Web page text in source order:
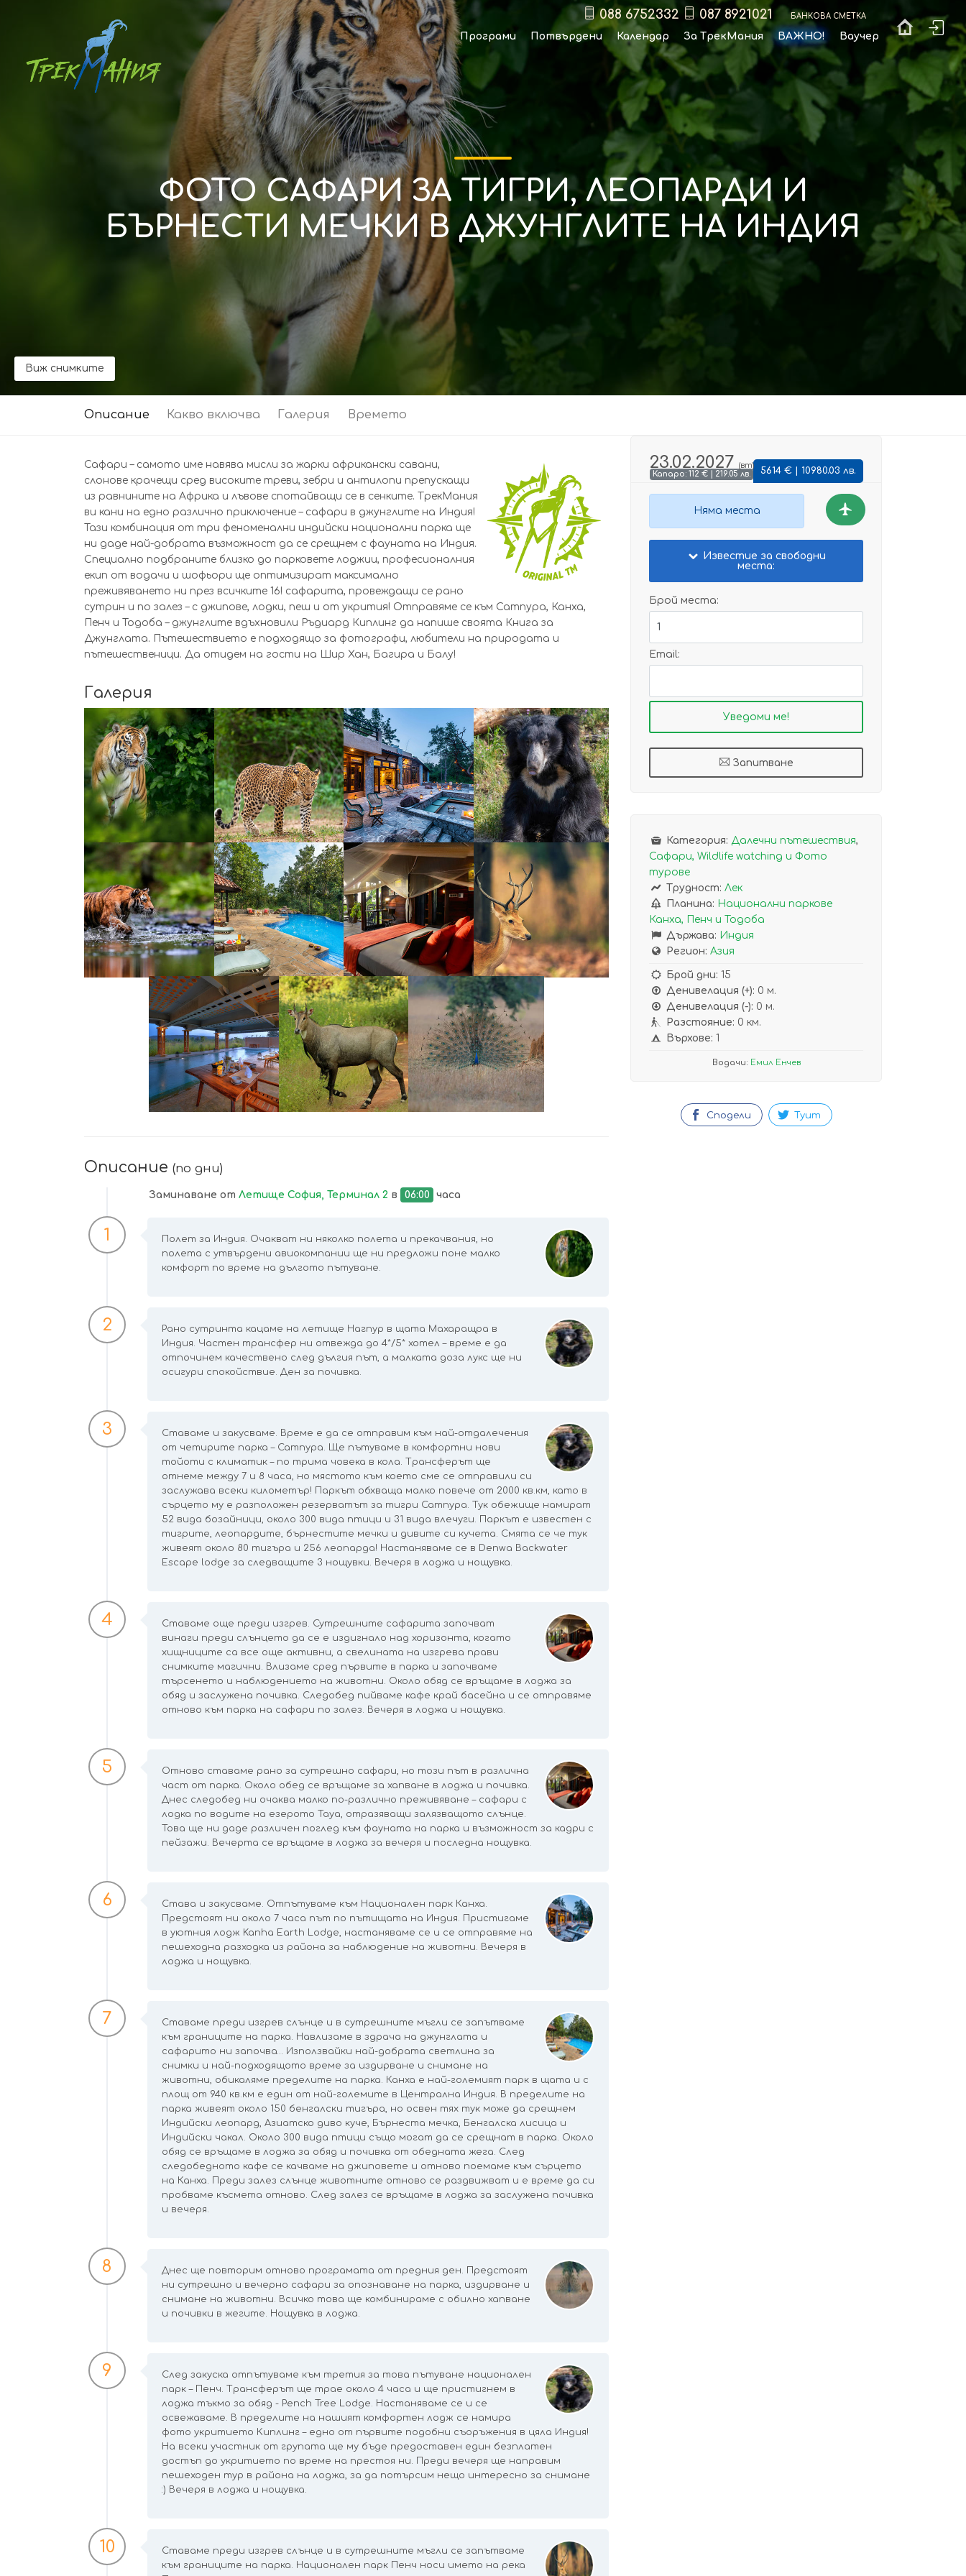
ФОТО САФАРИ ЗА ТИГРИ, ЛЕОПАРДИ И
БЪРНЕСТИ МЕЧКИ В ДЖУНГЛИТЕ НА ИНДИЯ
Виж снимките
Описание Какво включва Галерия Времето
Сафари – самото име навява мисли за жарки африкански савани,
слонове крачещи сред високите треви, зебри и антилопи препускащи
из равнините на Африка и лъвове спотайващи се в сенките. ТрекМания
ви кани на едно различно приключение – сафари в джунглите на Индия!
Тази комбинация от три феноменални индийски национални парка ще
ни даде най-добрата възможност да се срещнем с фауната на Индия.
Специално подбраните близко до парковете лоджии, професионалния
екип от водачи и шофьори ще оптимизират максимално
преживяването ни през всичките 16! сафарита, провеждащи се рано
сутрин и по залез – с джипове, лодки, пеш и от укрития! Отправяме се към Сатпура, Канха,
Пенч и Тодоба – джунглите вдъхновили Ръдиард Киплинг да напише своята Книга за
Джунглата. Пътешествието е подходящо за фотографи, любители на природата и
пътешественици. Да отидем на гости на Шир Хан, Багира и Балу!
Галерия
УВЕЛИЧИ УВЕЛИЧИ УВЕЛИЧИ УВЕЛИЧИ
УВЕЛИЧИ УВЕЛИЧИ УВЕЛИЧИ УВЕЛИЧИ
УВЕЛИЧИ УВЕЛИЧИ УВЕЛИЧИ
Описание (по дни)
Заминаване от Летище София, Терминал 2 в 06:00 часа
1
Полет за Индия. Очакват ни няколко полета и прекачвания, но
полета с утвърдени авиокомпании ще ни предложи поне малко
комфорт по време на дългото пътуване.
2
Рано сутринта кацаме на летище Нагпур в щата Махаращра в
Индия. Частен трансфер ни отвежда до 4*/5* хотел – време е да
отпочинем качествено след дългия път, а малката доза лукс ще ни
осигури спокойствие. Ден за почивка.
3
Ставаме и закусваме. Време е да се отправим към най-отдалечения
от четирите парка – Сатпура. Ще пътуваме в комфортни нови
тойоти с климатик – по трима човека в кола. Трансферът ще
отнеме между 7 и 8 часа, но мястото към което сме се отправили си
заслужава всеки километър! Паркът обхваща малко повече от 2000 кв.км, като в
сърцето му е разположен резерватът за тигри Сатпура. Тук обежище намират
52 вида бозайници, около 300 вида птици и 31 вида влечуги. Паркът е известен с
тигрите, леопардите, бърнестите мечки и дивите си кучета. Смята се че тук
живеят около 80 тигъра и 256 леопарда! Настаняваме се в Denwa Backwater
Escape lodge за следващите 3 нощувки. Вечеря в лоджа и нощувка.
4
Ставаме още преди изгрев. Сутрешните сафарита започват
винаги преди слънцето да се е издигнало над хоризонта, когато
хищниците са все още активни, а свелината на изгрева прави
снимките магични. Влизаме сред първите в парка и започваме
търсенето и наблюдението на животни. Около обяд се връщаме в лоджа за
обяд и заслужена почивка. Следобед пийваме кафе край басейна и се отправяме
отново към парка на сафари по залез. Вечеря в лоджа и нощувка.
5
Отново ставаме рано за сутрешно сафари, но този път в различна
част от парка. Около обед се връщаме за хапване в лоджа и почивка.
Днес следобед ни очаква малко по-различно преживяване – сафари с
лодка по водите на езерото Тауа, отразяващи залязващото слънце.
Това ще ни даде различен поглед към фауната на парка и възможност за кадри с
пейзажи. Вечерта се връщаме в лоджа за вечеря и последна нощувка.
6
Става и закусваме. Отпътуваме към Национален парк Канха.
Предстоят ни около 7 часа път по пътищата на Индия. Пристигаме
в уютния лодж Kanha Earth Lodge, настаняваме се и се отправяме на
пешеходна разходка из района за наблюдение на животни. Вечеря в
лоджа и нощувка.
7
Ставаме преди изгрев слънце и в сутрешните мъгли се запътваме
към границите на парка. Навлизаме в здрача на джунглата и
сафарито ни започва… Използвайки най-добрата светлина за
снимки и най-подходящото време за издирване и снимане на
животни, обикаляме пределите на парка. Канха е най-големият парк в щата и с
площ от 940 кв.км е един от най-големите в Централна Индия. В пределите на
парка живеят около 150 бенгалски тигъра, но освен тях тук може да срещнем
Индийски леопард, Азиатско диво куче, Бърнеста мечка, Бенгалска лисица и
Индийски чакал. Около 300 вида птици също могат да се срещнат в парка. Около
обяд се връщаме в лоджа за обяд и почивка от обедната жега. След
следобедното кафе се качваме на джиповете и отново поемаме към сърцето
на Канха. Преди залез слънце животните отново се раздвижват и е време да си
пробваме късмета отново. След залез се връщаме в лоджа за заслужена почивка
и вечеря.
8
Днес ще повторим отново програмата от предния ден. Предстоят
ни сутрешно и вечерно сафари за опознаване на парка, издирване и
снимане на животни. Всичко това ще комбинираме с обилно хапване
и почивки в жегите. Нощувка в лоджа.
9
След закуска отпътуваме към третия за това пътуване национален
парк – Пенч. Трансферът ще трае около 4 часа и ще пристигнем в
лоджа тъкмо за обяд - Pench Tree Lodge. Настаняваме се и се
освежаваме. В пределите на нашият комфортен лодж се намира
фото укритието Киплинг – едно от първите подобни съоръжения в цяла Индия!
На всеки участник от групата ще му бъде предоставен един безплатен
достъп до укритието по време на престоя ни. Преди вечеря ще направим
пешеходен тур в района на лоджа, за да потърсим нещо интересно за снимане
:) Вечеря в лоджа и нощувка.
10
Ставаме преди изгрев слънце и в сутрешните мъгли се запътваме
към границите на парка. Национален парк Пенч носи името на река
23.02.2027 (вт)
5614 € | 10980.03 лв.
Капаро: 112 € | 219.05 лв.
Няма места
Известие за свободни
места:
Брой места:
Email:
Запитване
Категория: Далечни пътешествия,
Сафари, Wildlife watching и Фото
турове
Трудност: Лек
Планина: Национални паркове
Канха, Пенч и Тодоба
Държава: Индия
Регион: Азия
Брой дни: 15
Денивелация (+): 0 м.
Денивелация (-): 0 м.
Разстояние: 0 км.
Върхове: 1
Водачи: Емил Енчев
Сподели Туит
088 6752332 087 8921021 Банкова сметка
Програми Потвърдени Календар За ТрекМания ВАЖНО! Ваучер